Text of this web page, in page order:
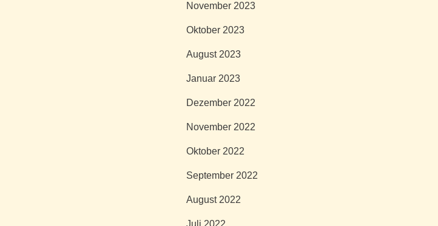
November 2023
Oktober 2023
August 2023
Januar 2023
Dezember 2022
November 2022
Oktober 2022
September 2022
August 2022
Juli 2022